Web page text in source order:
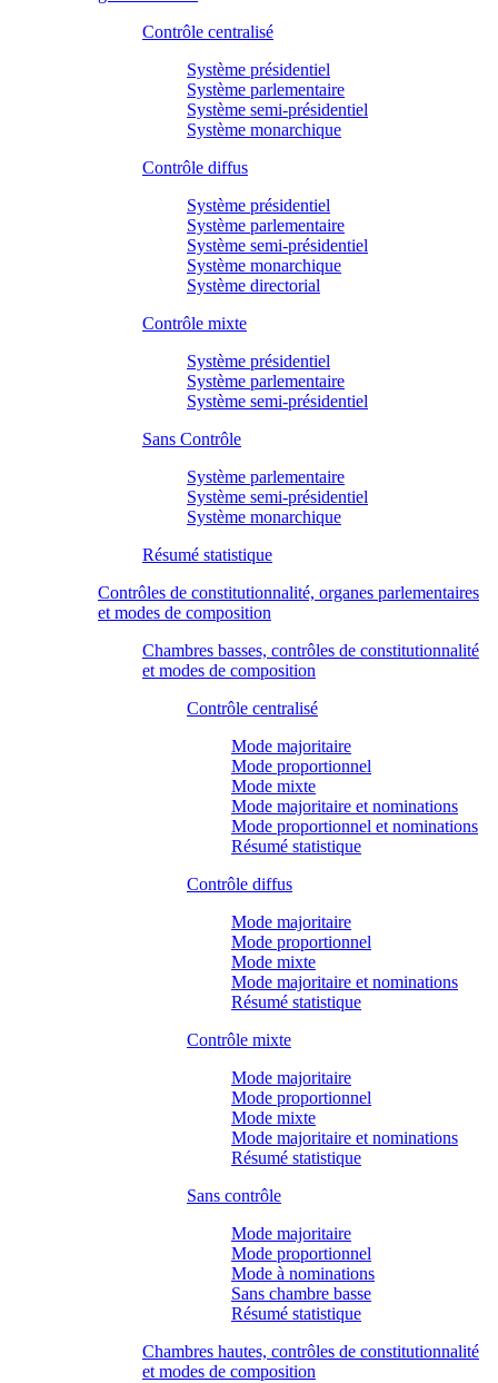
Contrôle centralisé
Système présidentiel
Système parlementaire
Système semi-présidentiel
Système monarchique
Contrôle diffus
Système présidentiel
Système parlementaire
Système semi-présidentiel
Système monarchique
Système directorial
Contrôle mixte
Système présidentiel
Système parlementaire
Système semi-présidentiel
Sans Contrôle
Système parlementaire
Système semi-présidentiel
Système monarchique
Résumé statistique
Contrôles de constitutionnalité, organes parlementaires
et modes de composition
Chambres basses, contrôles de constitutionnalité
et modes de composition
Contrôle centralisé
Mode majoritaire
Mode proportionnel
Mode mixte
Mode majoritaire et nominations
Mode proportionnel et nominations
Résumé statistique
Contrôle diffus
Mode majoritaire
Mode proportionnel
Mode mixte
Mode majoritaire et nominations
Résumé statistique
Contrôle mixte
Mode majoritaire
Mode proportionnel
Mode mixte
Mode majoritaire et nominations
Résumé statistique
Sans contrôle
Mode majoritaire
Mode proportionnel
Mode à nominations
Sans chambre basse
Résumé statistique
Chambres hautes, contrôles de constitutionnalité
et modes de composition